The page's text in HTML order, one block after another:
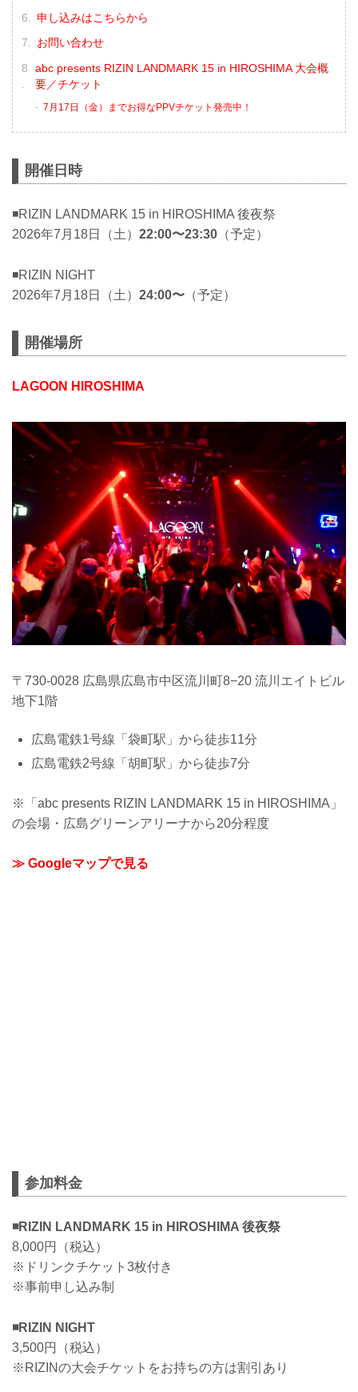
申し込みはこちらから
お問い合わせ
abc presents RIZIN LANDMARK 15 in HIROSHIMA 大会概
要／チケット
7月17日（金）までお得なPPVチケット発売中！
開催日時
◾️RIZIN LANDMARK 15 in HIROSHIMA 後夜祭
2026年7月18日（土） 22:00〜23:30 （予定）
◾️RIZIN NIGHT
2026年7月18日（土） 24:00〜 （予定）
開催場所
LAGOON HIROSHIMA
〒730-0028 広島県広島市中区流川町8−20 流川エイトビル
地下1階
広島電鉄1号線「袋町駅」から徒歩11分
広島電鉄2号線「胡町駅」から徒歩7分
※「abc presents RIZIN LANDMARK 15 in HIROSHIMA」
の会場・広島グリーンアリーナから20分程度
≫ Googleマップで見る
参加料金
◾️RIZIN LANDMARK 15 in HIROSHIMA 後夜祭
8,000円（税込）
※ドリンクチケット3枚付き
※事前申し込み制
◾️RIZIN NIGHT
3,500円（税込）
※RIZINの大会チケットをお持ちの方は割引あり